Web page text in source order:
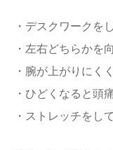
・デスクワークを
・左右どちらかを
・腕が上がりにく
・ひどくなると頭
・ストレッチをし